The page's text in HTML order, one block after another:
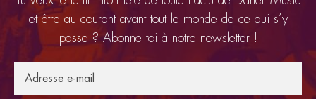
et être au courant avant tout le monde de ce qui s’y
passe ? Abonne toi à notre newsletter !